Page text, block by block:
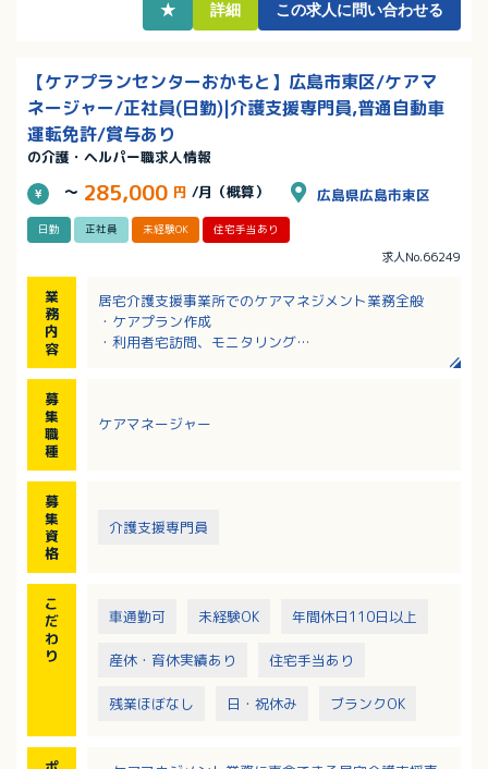
★ 詳細 この求人に問い合わせる
【ケアプランセンターおかもと】広島市東区/ケアマ
ネージャー/正社員(日勤)|介護支援専門員,普通自動車
運転免許/賞与あり
の介護・ヘルパー職求人情報
～ 285,000 円 /月（概算） 広島県広島市東区
日勤 正社員 未経験OK 住宅手当あり
求人No.66249
業
務
内
容
居宅介護支援事業所でのケアマネジメント業務全般
・ケアプラン作成
・利用者宅訪問、モニタリング
医療法人運営のため、整形外科・訪問看護・リハビリ
募
集
職
種
ケアマネージャー
募
集
資
格
介護支援専門員
こ
だ
わ
り
車通勤可 未経験OK 年間休日110日以上
産休・育休実績あり 住宅手当あり
残業ほぼなし 日・祝休み ブランクOK